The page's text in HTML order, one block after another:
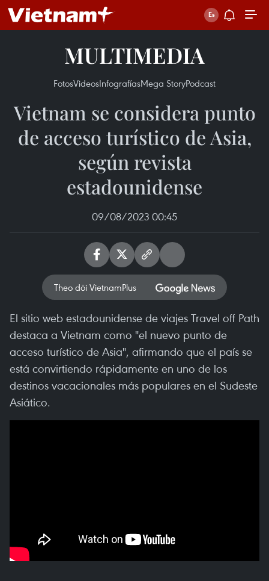
MULTIMEDIA
FotosVideosInfografíasMega StoryPodcast
Vietnam se considera punto
de acceso turístico de Asia,
según revista
estadounidense
09/08/2023 00:45
Theo dõi VietnamPlus
El sitio web estadounidense de viajes Travel off Path
destaca a Vietnam como "el nuevo punto de
acceso turístico de Asia", afirmando que el país se
está convirtiendo rápidamente en uno de los
destinos vacacionales más populares en el Sudeste
Asiático.